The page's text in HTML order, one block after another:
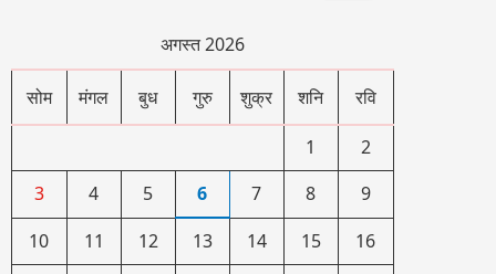
अगस्त 2026
सोम मंगल बुध गुरु शुक्र शनि रवि
1
2
3
4 5 6 7 8
9
10
11 12 13 14 15
16